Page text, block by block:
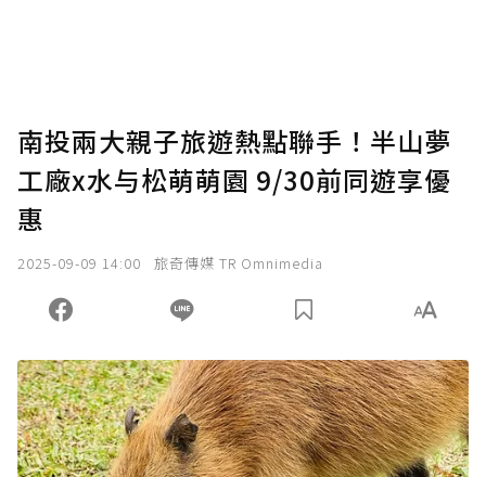
南投兩大親子旅遊熱點聯手！半山夢
工廠x水与松萌萌園 9/30前同遊享優
惠
2025-09-09 14:00 旅奇傳媒 TR Omnimedia